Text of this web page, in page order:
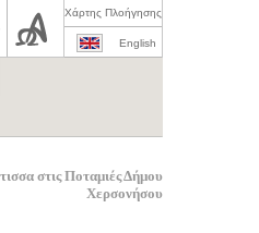
Χάρτης Πλοήγησης
English
στις Ποταμιές Δήμου
Χερσονήσου